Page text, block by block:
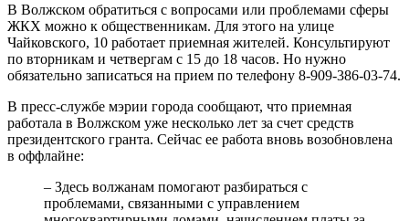
В Волжском обратиться с вопросами или проблемами сферы
ЖКХ можно к общественникам. Для этого на улице
Чайковского, 10 работает приемная жителей. Консультируют
по вторникам и четвергам с 15 до 18 часов. Но нужно
обязательно записаться на прием по телефону 8-909-386-03-74.
В пресс-службе мэрии города сообщают, что приемная
работала в Волжском уже несколько лет за счет средств
президентского гранта. Сейчас ее работа вновь возобновлена
в оффлайне:
– Здесь волжанам помогают разбираться с
проблемами, связанными с управлением